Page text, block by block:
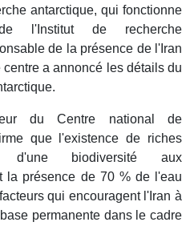
antarctique, qui fonctionne
l'Institut de recherche
de la présence de l'Iran
a annoncé les détails du
du Centre national de
que l'existence de riches
d'une biodiversité aux
la présence de 70 % de l'eau
qui encouragent l'Iran à
permanente dans le cadre